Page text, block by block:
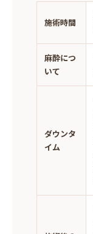
施術時間
麻酔につ
いて
ダウンタ
イム